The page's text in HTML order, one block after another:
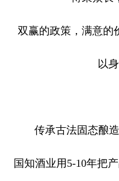
双赢的政策，满意的
以
传承古法固态酿
国知酒业用5-10年把